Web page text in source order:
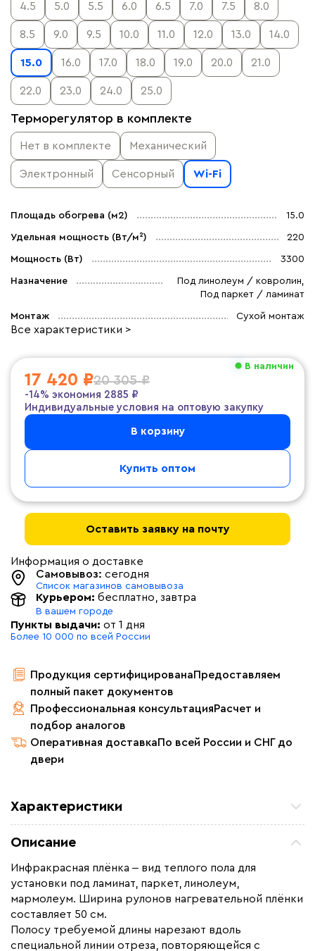
4.5 5.0 5.5 6.0 6.5 7.0 7.5 8.0
8.5 9.0 9.5 10.0 11.0 12.0 13.0 14.0
15.0 16.0 17.0 18.0 19.0 20.0 21.0
22.0 23.0 24.0 25.0
Терморегулятор в комплекте
Нет в комплекте Механический
Электронный Сенсорный Wi-Fi
Площадь обогрева (м2) 15.0
Удельная мощность (Вт/м²) 220
Мощность (Вт) 3300
Назначение
Под линолеум / ковролин,
Под паркет / ламинат
Монтаж Сухой монтаж
Все характеристики >
В наличии
17 420 ₽20 305 ₽
-14% экономия 2885 ₽
Индивидуальные условия на оптовую закупку
В корзину
Купить оптом
Оставить заявку на почту
Информация о доставке
Самовывоз: сегодня
Список магазинов самовывоза
Курьером: бесплатно , завтра
В вашем городе
Пункты выдачи: от 1 дня
Более 10 000 по всей России
Продукция сертифицированаПредоставляем
полный пакет документов
Профессиональная консультацияРасчет и
подбор аналогов
Оперативная доставкаПо всей России и СНГ до
двери
Характеристики
Мощность (Вт)
Назначение
Под линолеум / ковролин,
Монтаж Сухой монтаж
Описание
Инфракрасная плёнка ‒ вид теплого пола для
установки под ламинат, паркет, линолеум,
мармолеум. Ширина рулонов нагревательной плёнки
составляет 50 см.
Полосу требуемой длины нарезают вдоль
специальной линии отреза, повторяющейся с